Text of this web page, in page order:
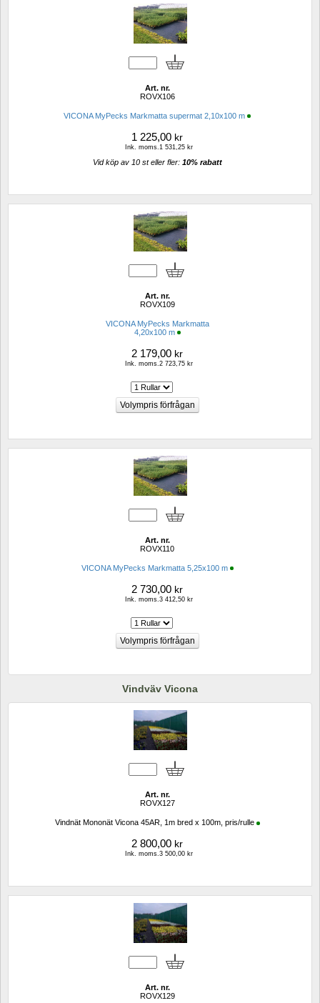
Art. nr.
ROVX106
VICONA MyPecks Markmatta supermat 2,10x100 m
1 225,00 kr
Ink. moms.1 531,25 kr
Vid köp av 10 st eller fler: 10% rabatt
Art. nr.
ROVX109
VICONA MyPecks Markmatta
4,20x100 m
2 179,00 kr
Ink. moms.2 723,75 kr
Art. nr.
ROVX110
VICONA MyPecks Markmatta 5,25x100 m
2 730,00 kr
Ink. moms.3 412,50 kr
Vindväv Vicona
Art. nr.
ROVX127
Vindnät Mononät Vicona 45AR, 1m bred x 100m, pris/rulle
2 800,00 kr
Ink. moms.3 500,00 kr
Art. nr.
ROVX129